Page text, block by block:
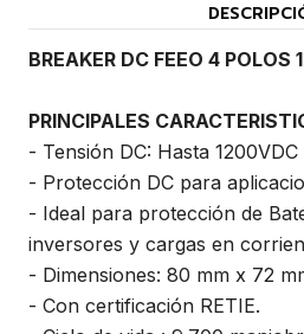
BREAKER DC FEEO 4 POLOS
PRINCIPALES
- Tensión DC: Hasta 1200VDC
- Protección DC para
- Ideal para protección de
inversores y cargas en
- Dimensiones: 80 mm x 72
- Con certificación RETIE.